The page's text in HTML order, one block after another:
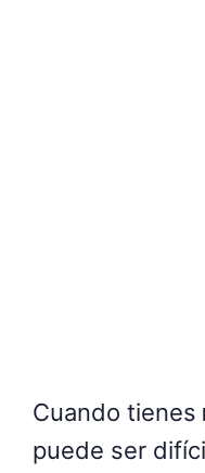
Cuando tienes
puede ser